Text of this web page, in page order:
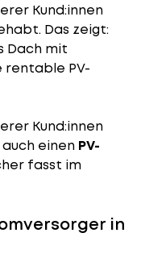
Kund:innen
Das zeigt:
Dach mit
rentable PV-
Kund:innen
einen PV-
fasst im
in